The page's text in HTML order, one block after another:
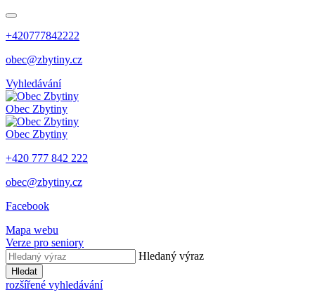
+420777842222
obec@zbytiny.cz
Vyhledávání
Obec Zbytiny
Obec Zbytiny
+420 777 842 222
obec@zbytiny.cz
Facebook
Mapa webu
Verze pro seniory
Hledaný výraz
Hledat
rozšířené vyhledávání